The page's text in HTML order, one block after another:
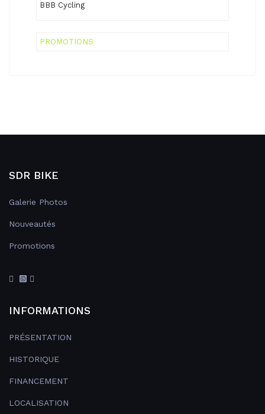
BBB Cycling
PROMOTIONS
SDR BIKE
Galerie Photos
Nouveautés
Promotions
INFORMATIONS
PRÉSENTATION
HISTORIQUE
FINANCEMENT
LOCALISATION